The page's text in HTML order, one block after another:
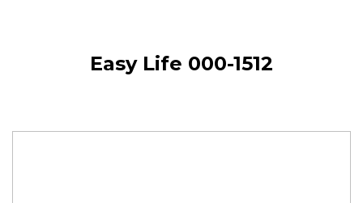
Easy Life 000-1512